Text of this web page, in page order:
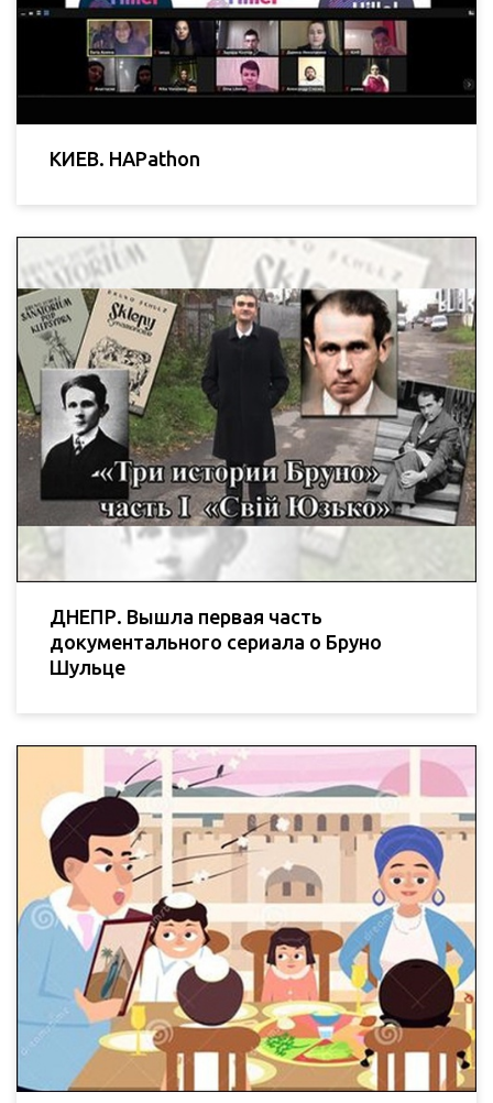
КИЕВ. HAPathon
ДНЕПР. Вышла первая часть
документального сериала о Бруно
Шульце